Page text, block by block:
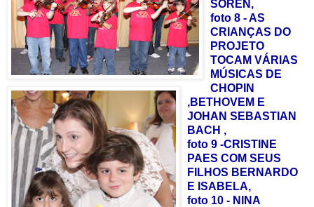
SOREN,
foto 8 - AS
CRIANÇAS DO
PROJETO
TOCAM VÁRIAS
MÚSICAS DE
CHOPIN
,BETHOVEM E
JOHAN SEBASTIAN
BACH ,
foto 9 -CRISTINE
PAES COM SEUS
FILHOS BERNARDO
E ISABELA,
foto 10 - NINA